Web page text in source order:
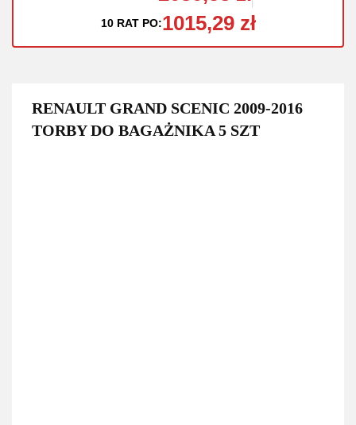
10 RAT PO:1015,29 zł
RENAULT GRAND SCENIC 2009-2016
TORBY DO BAGAŻNIKA 5 SZT